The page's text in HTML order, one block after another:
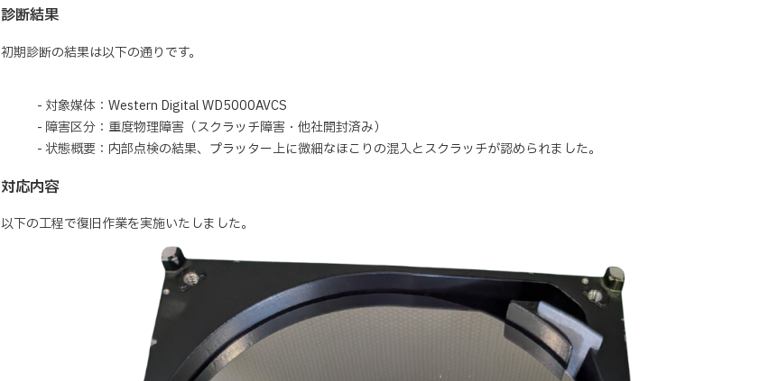
診断結果
初期診断の結果は以下の通りです。
- 対象媒体：Western Digital WD5000AVCS
- 障害区分：重度物理障害（スクラッチ障害・他社開封済み）
- 状態概要：内部点検の結果、プラッター上に微細なほこりの混入とスクラッチが認められました。
対応内容
以下の工程で復旧作業を実施いたしました。